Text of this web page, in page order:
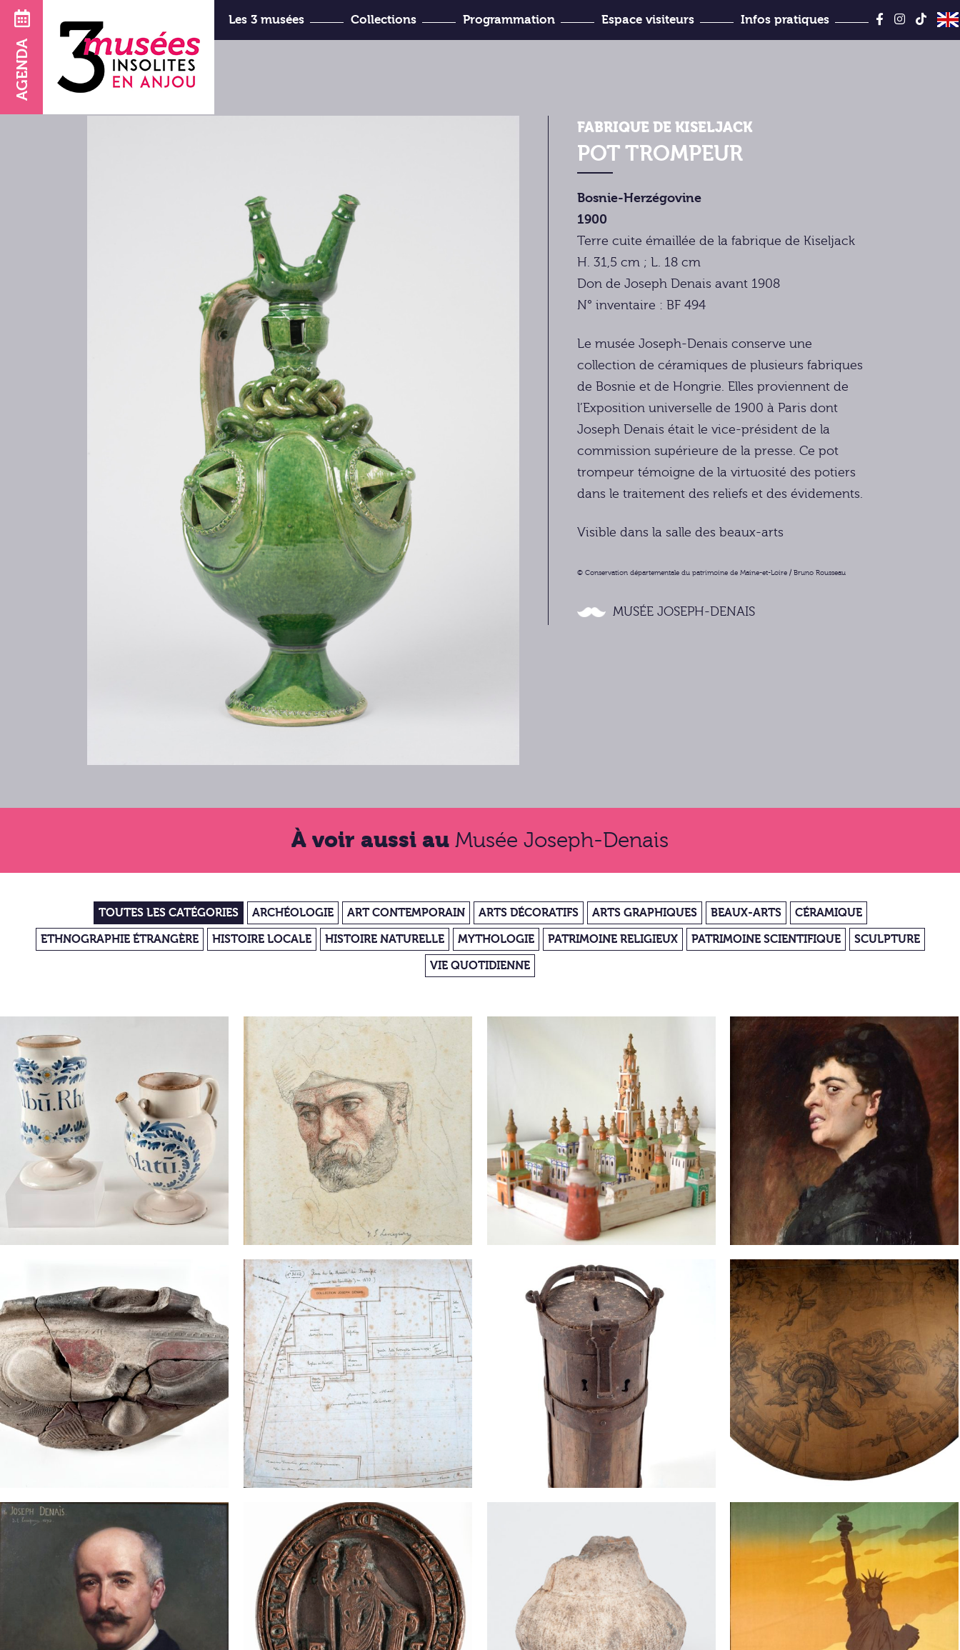
AGENDA
au
Les 3 musées Collections Programmation Espace visiteurs Infos pratiques
FABRIQUE DE KISELJACK
POT TROMPEUR
Bosnie-Herzégovine
1900
Terre cuite émaillée de la fabrique de Kiseljack
H. 31,5 cm ; L. 18 cm
Don de Joseph Denais avant 1908
N° inventaire : BF 494
Le musée Joseph-Denais conserve une
collection de céramiques de plusieurs fabriques
de Bosnie et de Hongrie. Elles proviennent de
l’Exposition universelle de 1900 à Paris dont
Joseph Denais était le vice-président de la
commission supérieure de la presse. Ce pot
trompeur témoigne de la virtuosité des potiers
dans le traitement des reliefs et des évidements.
Visible dans la salle des beaux-arts
© Conservation départementale du patrimoine de Maine-et-Loire / Bruno Rousseau
MUSÉE JOSEPH-DENAIS
À voir aussi au Musée Joseph-Denais
TOUTES LES CATÉGORIES ARCHÉOLOGIE ART CONTEMPORAIN ARTS DÉCORATIFS ARTS GRAPHIQUES BEAUX-ARTS CÉRAMIQUE
ETHNOGRAPHIE ÉTRANGÈRE HISTOIRE LOCALE HISTOIRE NATURELLE MYTHOLOGIE PATRIMOINE RELIGIEUX PATRIMOINE SCIENTIFIQUE SCULPTURE
VIE QUOTIDIENNE